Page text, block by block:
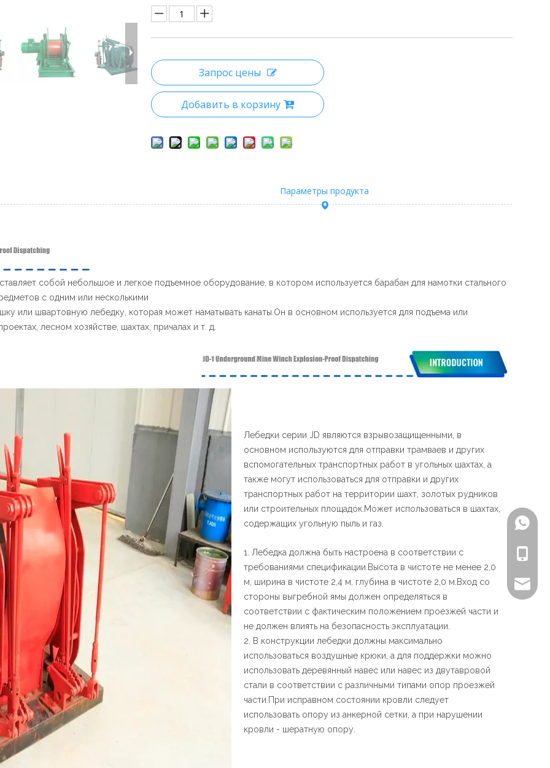
Запрос цены
Добавить в корзину
Параметры продукта
собой небольшое и легкое подъемное оборудование, в котором используется барабан для намотки стального
с одним или несколькими
или швартовную лебедку, которая может наматывать канаты.Он в основном используется для подъема или
лесном хозяйстве, шахтах, причалах и т. д.
Лебедки серии JD являются взрывозащищенными, в
основном используются для отправки трамваев и других
вспомогательных транспортных работ в угольных шахтах, а
также могут использоваться для отправки и других
транспортных работ на территории шахт, золотых рудников
или строительных площадок.Может использоваться в шахтах,
содержащих угольную пыль и газ.
1. Лебедка должна быть настроена в соответствии с
требованиями спецификации.Высота в чистоте не менее 2,0
м, ширина в чистоте 2,4 м, глубина в чистоте 2,0 м.Вход со
стороны выгребной ямы должен определяться в
соответствии с фактическим положением проезжей части и
не должен влиять на безопасность эксплуатации.
2. В конструкции лебедки должны максимально
использоваться воздушные крюки, а для поддержки можно
использовать деревянный навес или навес из двутавровой
стали в соответствии с различными типами опор проезжей
части.При исправном состоянии кровли следует
использовать опору из анкерной сетки, а при нарушении
кровли - шератную опору.
+86-